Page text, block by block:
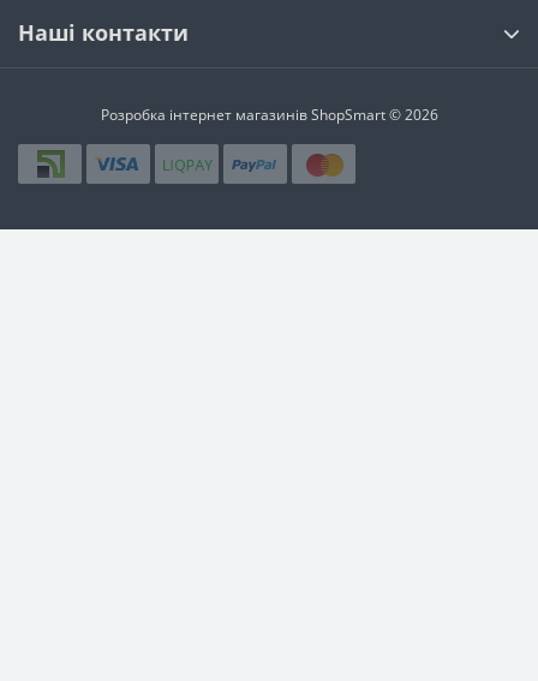
Наші контакти
Розробка інтернет магазинівShopSmart © 2026